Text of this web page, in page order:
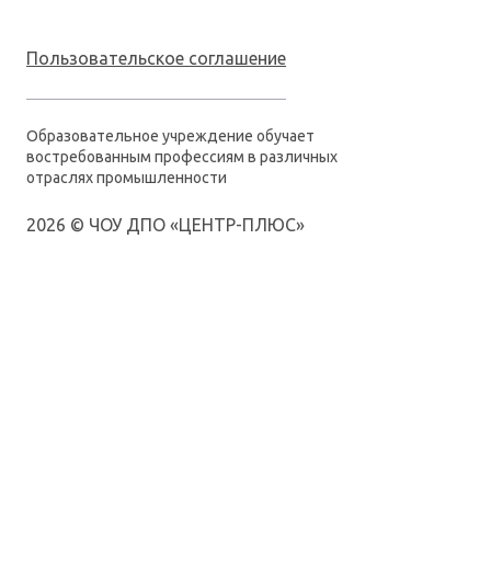
Образовательное учреждение обучает
востребованным профессиям в различных
отраслях промышленности
2026 © ЧОУ ДПО «ЦЕНТР-ПЛЮС»
Пользовательское соглашение